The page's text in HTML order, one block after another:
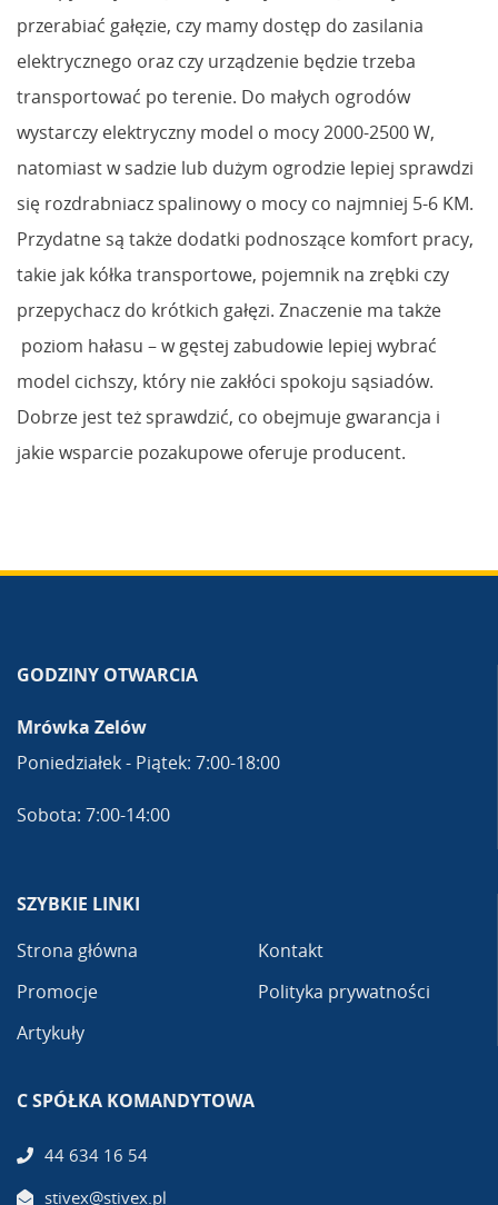
przerabiać gałęzie, czy mamy dostęp do zasilania
elektrycznego oraz czy urządzenie będzie trzeba
transportować po terenie. Do małych ogrodów
wystarczy elektryczny model o mocy 2000-2500 W,
natomiast w sadzie lub dużym ogrodzie lepiej sprawdzi
się rozdrabniacz spalinowy o mocy co najmniej 5-6 KM.
Przydatne są także dodatki podnoszące komfort pracy,
takie jak kółka transportowe, pojemnik na zrębki czy
przepychacz do krótkich gałęzi. Znaczenie ma także
poziom hałasu – w gęstej zabudowie lepiej wybrać
model cichszy, który nie zakłóci spokoju sąsiadów.
Dobrze jest też sprawdzić, co obejmuje gwarancja i
jakie wsparcie pozakupowe oferuje producent.
GODZINY OTWARCIA
Mrówka Zelów
Poniedziałek - Piątek: 7:00-18:00
Sobota: 7:00-14:00
SZYBKIE LINKI
Strona główna
Promocje
Artykuły
Kontakt
Polityka prywatności
C SPÓŁKA KOMANDYTOWA
44 634 16 54
stivex@stivex.pl